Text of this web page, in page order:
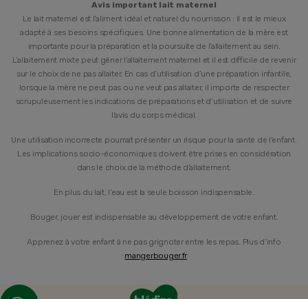
Avis important lait maternel
Le lait maternel est l’aliment idéal et naturel du nourrisson : il est le mieux
adapté à ses besoins spécifiques. Une bonne alimentation de la mère est
importante pour la préparation et la poursuite de l’allaitement au sein.
L’allaitement mixte peut gêner l’allaitement maternel et il est difficile de revenir
sur le choix de ne pas allaiter. En cas d’utilisation d’une préparation infantile,
lorsque la mère ne peut pas ou ne veut pas allaiter, il importe de respecter
scrupuleusement les indications de préparations et d’utilisation et de suivre
l’avis du corps médical.
Une utilisation incorrecte pourrait présenter un risque pour la santé de l’enfant.
Les implications socio-économiques doivent être prises en considération
dans le choix de la méthode d’allaitement.
En plus du lait, l’eau est la seule boisson indispensable.
Bouger, jouer est indispensable au développement de votre enfant.
Apprenez à votre enfant à ne pas grignoter entre les repas. Plus d’info
: mangerbouger.fr